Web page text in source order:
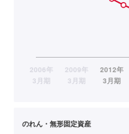
のれん・無形固定資産